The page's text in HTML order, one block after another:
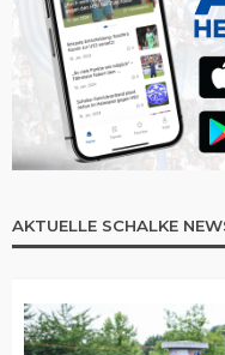
AKTUELLE SCHALKE